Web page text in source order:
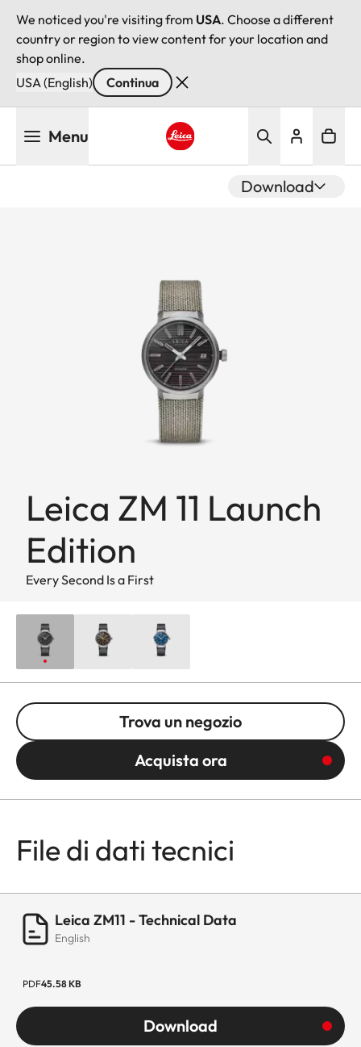
We noticed you're visiting from USA. Choose a different
country or region to view content for your location and
shop online.
USA (English)
Continua
Menu
Download
Leica ZM 11 Launch
Edition
Every Second Is a First
Trova un negozio
Acquista ora
File di dati tecnici
Leica ZM11 - Technical Data
English
PDF45.58 KB
Download